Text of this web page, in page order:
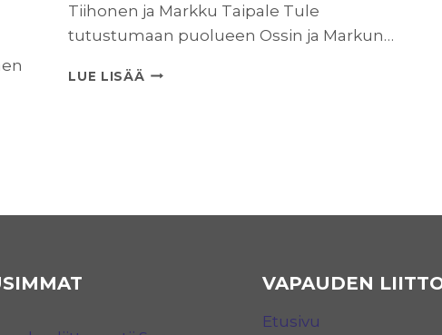
Tiihonen ja Markku Taipale Tule
tutustumaan puolueen Ossin ja Markun…
LUE LISÄÄ VAPAUDENILTA
VAPAUDEN
Etusivu